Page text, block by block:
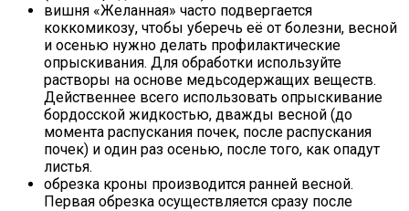
вишня «Желанная» часто подвергается
коккомикозу, чтобы уберечь её от болезни, весной
и осенью нужно делать профилактические
опрыскивания. Для обработки используйте
растворы на основе медьсодержащих веществ.
Действеннее всего использовать опрыскивание
бордосской жидкостью, дважды весной (до
момента распускания почек, после распускания
почек) и один раз осенью, после того, как опадут
листья.
обрезка кроны производится ранней весной.
Первая обрезка осуществляется сразу после